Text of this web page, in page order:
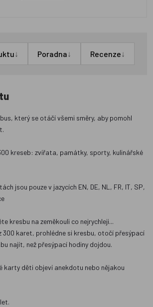
↓ Poradna↓ Recenze↓
který se otáčí všemi směry, aby pomohl
kreseb: zvířata, památky, sporty, kulinářské
jsou pouze v jazycích EN, DE, NL, FR, IT, SP,
kresbu na zeměkouli co nejrychleji...
300 karet, prohlédne si kresbu, otočí přesýpací
najít, než přesýpací hodiny dojdou.
karty děti objeví anekdotu nebo nějakou